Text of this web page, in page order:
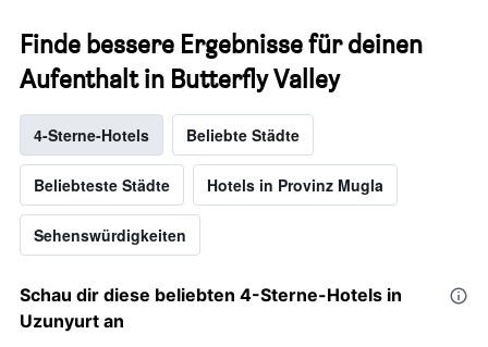
Finde bessere Ergebnisse für deinen
Aufenthalt in Butterfly Valley
4-Sterne-Hotels Beliebte Städte
Beliebteste Städte Hotels in Provinz Mugla
Sehenswürdigkeiten
Schau dir diese beliebten 4-Sterne-Hotels in
Uzunyurt an